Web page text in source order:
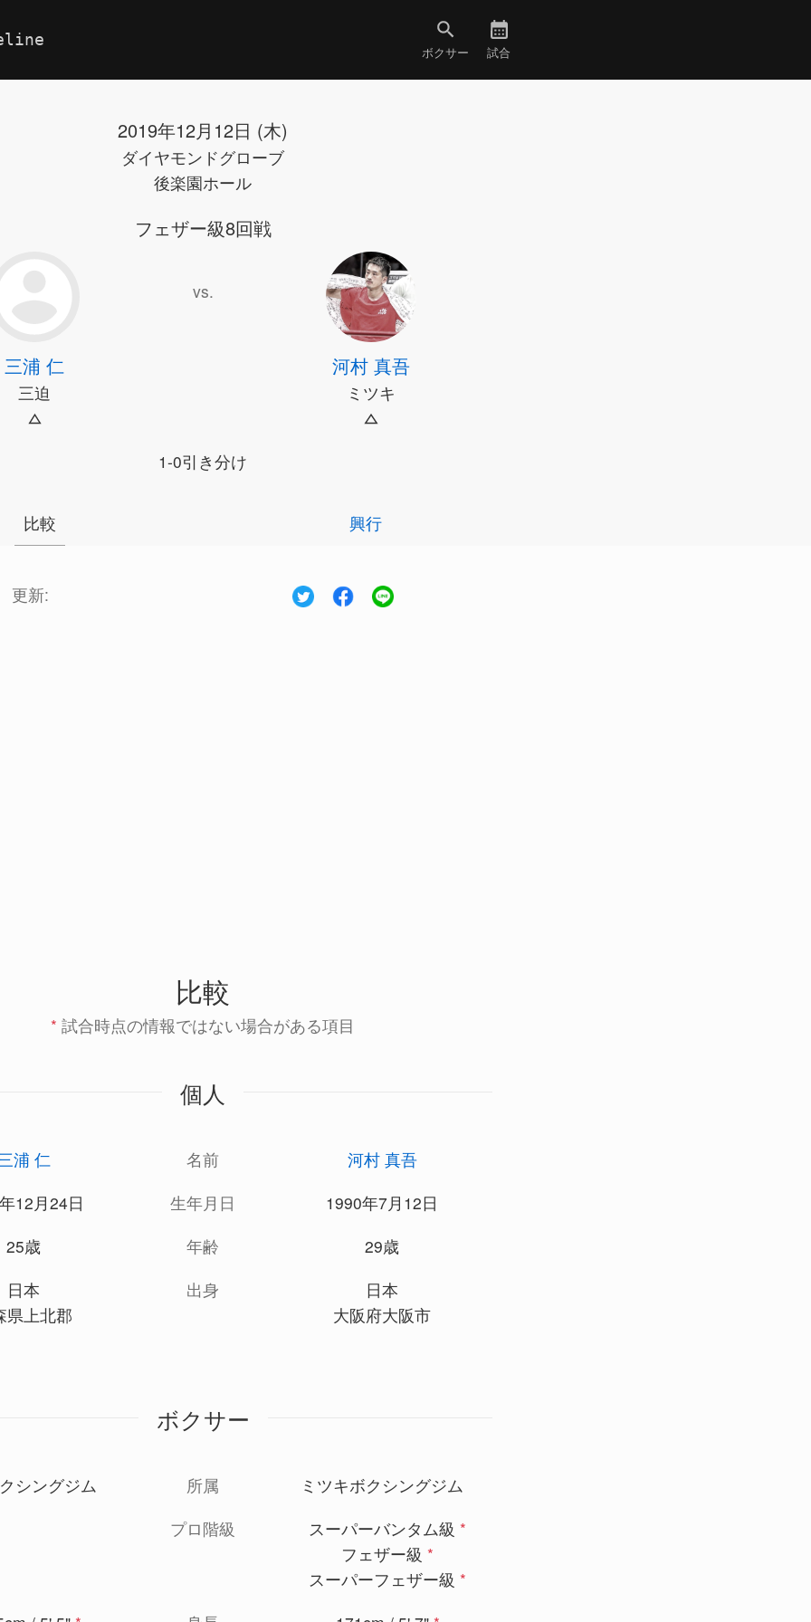
ボクサー 試合
2019年12月12日 (木)
ダイヤモンドグローブ
後楽園ホール
フェザー級8回戦
三浦 仁
三迫
vs.
河村 真吾
ミツキ
1-0引き分け
比較 興行
更新:
比較
* 試合時点の情報ではない場合がある項目
個人
浦 仁 名前
河村 真吾
12月24日
生年月日
1990年7月12日
25歳
年齢
29歳
日本
県上北郡
出身
日本
大阪府大阪市
ボクサー
シングジム 所属
ミツキボクシングジム
プロ階級
スーパーバンタム級 *
フェザー級 *
スーパーフェザー級 *